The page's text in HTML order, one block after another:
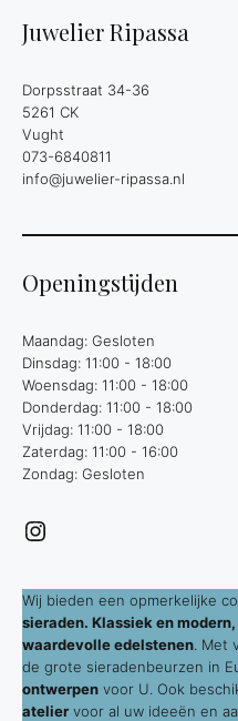
Juwelier Ripassa
Dorpsstraat 34-36
5261 CK
Vught
073-6840811
info@juwelier-ripassa.nl
Openingstijden
Maandag: Gesloten
Dinsdag: 11:00 - 18:00
Woensdag: 11:00 - 18:00
Donderdag: 11:00 - 18:00
Vrijdag: 11:00 - 18:00
Zaterdag: 11:00 - 16:00
Zondag: Gesloten
Instagram
Wij bieden een opmerkelijke
sieraden. Klassiek en
waardevolle edelstenen .
de grote sieradenbeurzen in
ontwerpen voor U. Ook
atelier voor al uw ideeën en